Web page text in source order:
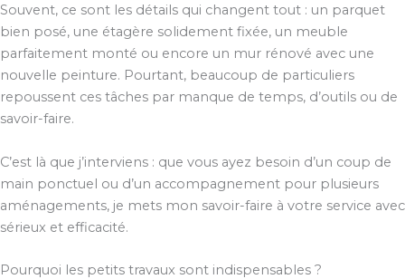
Souvent, ce sont les détails qui changent tout : un parquet
bien posé, une étagère solidement fixée, un meuble
parfaitement monté ou encore un mur rénové avec une
nouvelle peinture. Pourtant, beaucoup de particuliers
repoussent ces tâches par manque de temps, d’outils ou de
savoir-faire.
C’est là que j’interviens : que vous ayez besoin d’un coup de
main ponctuel ou d’un accompagnement pour plusieurs
aménagements, je mets mon savoir-faire à votre service avec
sérieux et efficacité.
Pourquoi les petits travaux sont indispensables ?